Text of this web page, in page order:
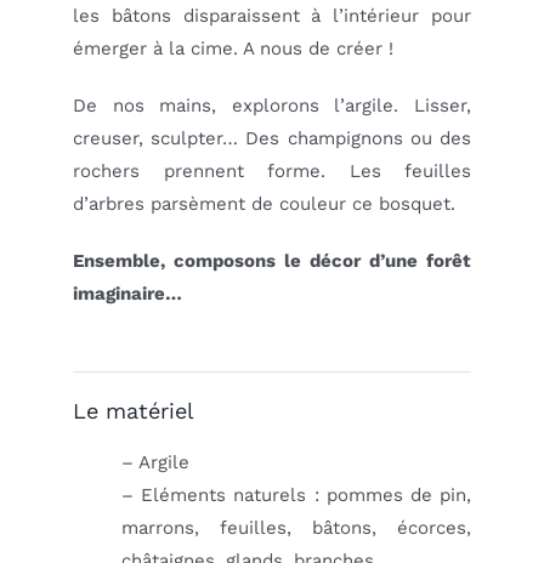
les bâtons disparaissent à l’intérieur pour
émerger à la cime. A nous de créer !
De nos mains, explorons l’argile. Lisser,
creuser, sculpter… Des champignons ou des
rochers prennent forme. Les feuilles
d’arbres parsèment de couleur ce bosquet.
Ensemble, composons le décor d’une forêt
imaginaire…
Le matériel
– Argile
– Eléments naturels : pommes de pin,
marrons, feuilles, bâtons, écorces,